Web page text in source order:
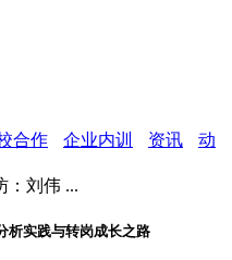
合作 企业内训 资讯
动
：刘伟 ...
析实践与转岗成长之路